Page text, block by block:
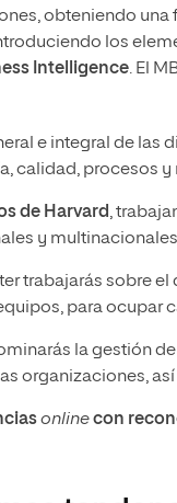
obteniendo una
los
Intelligence. El
e integral de las
calidad, procesos y
de Harvard,
y
trabajarás sobre
para ocupar
la gestión
organizaciones,
onlinecon